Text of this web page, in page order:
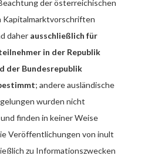
der österreichischen
Kapitalmarktvorschriften
daher ausschließlich für
in der Republik
der Bundesrepublik
; andere ausländische
wurden nicht
finden in keiner Weise
Veröffentlichungen von inult
zu Informationszwecken